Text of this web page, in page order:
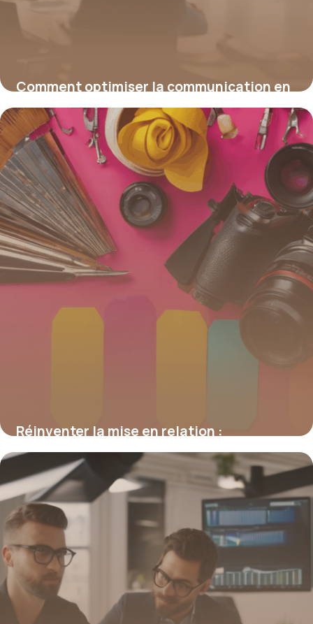
Comment optimiser la communication en
entreprise pour renforcer l’image de votre
organisation
16 juin 2026
Réinventer la mise en relation :
stratégies, outils et enjeux digitaux
16 juin 2026